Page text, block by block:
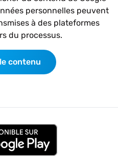
personnelles peuvent
à des plateformes
du processus.
contenu